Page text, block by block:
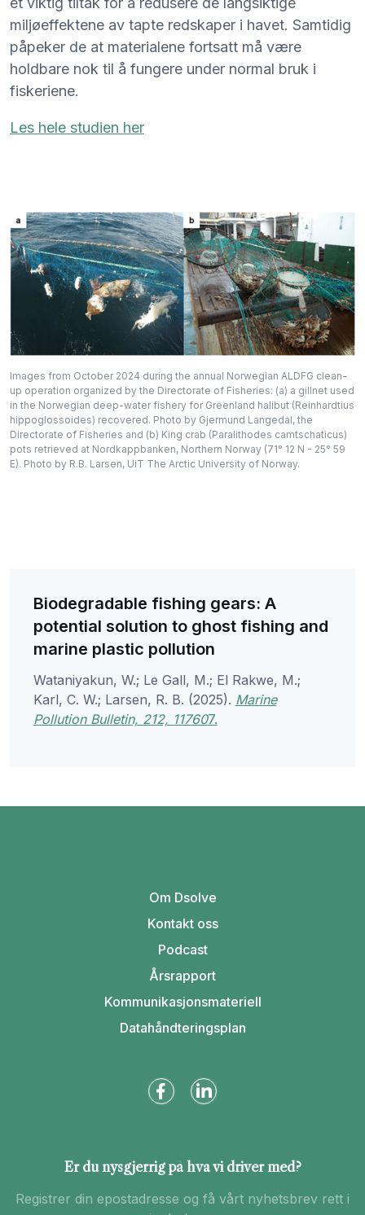
miljøeffektene av tapte redskaper i havet. Samtidig
påpeker de at materialene fortsatt må være
holdbare nok til å fungere under normal bruk i
fiskeriene.
Les hele studien her
Images from October 2024 during the annual Norwegian ALDFG clean-
up operation organized by the Directorate of Fisheries: (a) a gillnet used
in the Norwegian deep-water fishery for Greenland halibut (Reinhardtius
hippoglossoides) recovered. Photo by Gjermund Langedal, the
Directorate of Fisheries and (b) King crab (Paralithodes camtschaticus)
pots retrieved at Nordkappbanken, Northern Norway (71° 12 N - 25° 59
E). Photo by R.B. Larsen, UiT The Arctic University of Norway.
Biodegradable fishing gears: A
potential solution to ghost fishing and
marine plastic pollution
Wataniyakun, W.; Le Gall, M.; El Rakwe, M.;
Karl, C. W.; Larsen, R. B. (2025). Marine
Pollution Bulletin, 212, 117607.
Om Dsolve
Kontakt oss
Podcast
Årsrapport
Kommunikasjonsmateriell
Datahåndteringsplan
Er du nysgjerrig på hva vi driver med?
Registrer din epostadresse og få vårt nyhetsbrev rett i